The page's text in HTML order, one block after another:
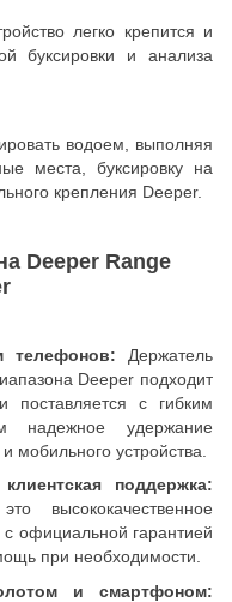
легко крепится и
буксировки и анализа
водоем, выполняя
места, буксировку на
крепления Deeper.
Deeper Range
телефонов: Держатель
Deeper подходит
поставляется с гибким
надежное удержание
мобильного устройства.
поддержка:
высококачественное
официальной гарантией
при необходимости.
и смартфоном: